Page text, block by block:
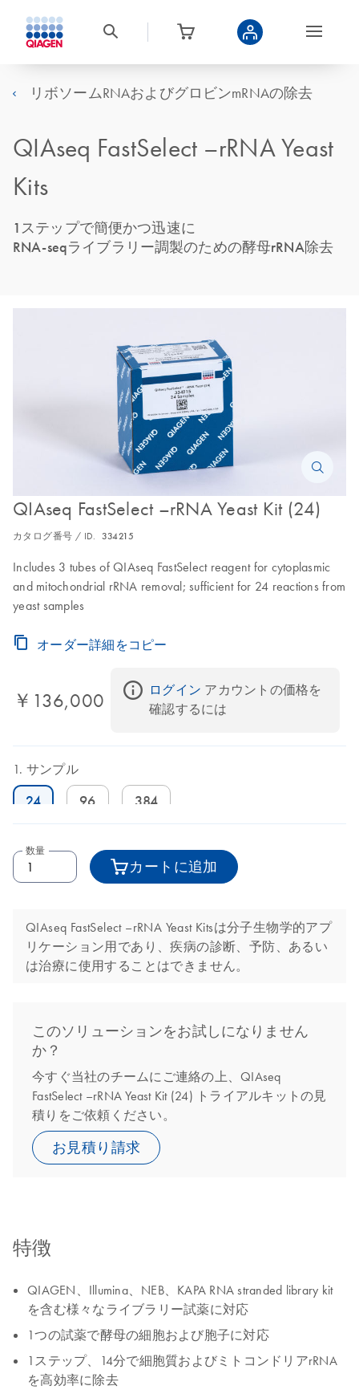
リボソームRNAおよびグロビンmRNAの除去
QIAseq FastSelect –rRNA Yeast
Kits
1ステップで簡便かつ迅速に
RNA-seqライブラリー調製のための酵母rRNA除去
QIAseq FastSelect –rRNA Yeast Kit (24)
カタログ番号 / ID. 334215
Includes 3 tubes of QIAseq FastSelect reagent for cytoplasmic
and mitochondrial rRNA removal; sufficient for 24 reactions from
yeast samples
オーダー詳細をコピー
￥136,000 ログイン アカウントの価格を
確認するには
サンプル
24 96 384
数量
カートに追加
QIAseq FastSelect –rRNA Yeast Kitsは分子生物学的アプ
リケーション用であり、疾病の診断、予防、あるい
は治療に使用することはできません。
このソリューションをお試しになりません
か？
今すぐ当社のチームにご連絡の上、QIAseq
FastSelect –rRNA Yeast Kit (24) トライアルキットの見
積りをご依頼ください。
お見積り請求
特徴
QIAGEN、Illumina、NEB、KAPA RNA stranded library kit
を含む様々なライブラリー試薬に対応
1つの試薬で酵母の細胞および胞子に対応
1ステップ、14分で細胞質およびミトコンドリアrRNA
を高効率に除去